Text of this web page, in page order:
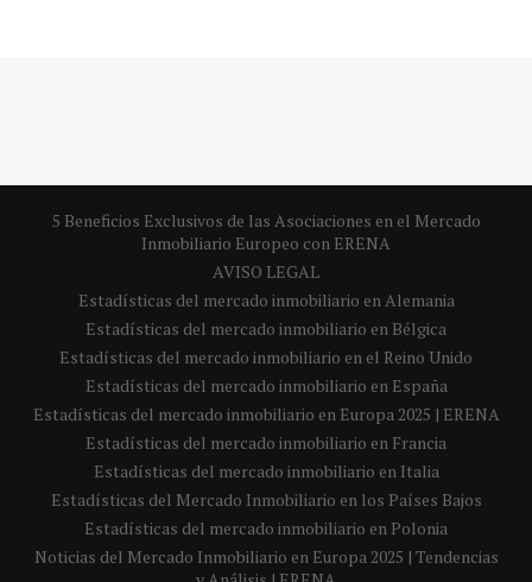
5 Beneficios Exclusivos de las Asociaciones en el Mercado
Inmobiliario Europeo con ERENA
AVISO LEGAL
Estadísticas del mercado inmobiliario en Alemania
Estadísticas del mercado inmobiliario en Bélgica
Estadísticas del mercado inmobiliario en el Reino Unido
Estadísticas del mercado inmobiliario en España
Estadísticas del mercado inmobiliario en Europa 2025 | ERENA
Estadísticas del mercado inmobiliario en Francia
Estadísticas del mercado inmobiliario en Italia
Estadísticas del Mercado Inmobiliario en los Países Bajos
Estadísticas del mercado inmobiliario en Polonia
Noticias del Mercado Inmobiliario en Europa 2025 | Tendencias